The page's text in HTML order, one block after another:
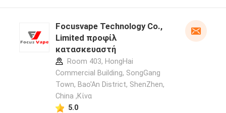
Focusvape Technology Co.,
Limited προφίλ
κατασκευαστή
Room 403, HongHai
Commercial Building, SongGang
Town, Bao'An District, ShenZhen,
China ,Κίνα
5.0